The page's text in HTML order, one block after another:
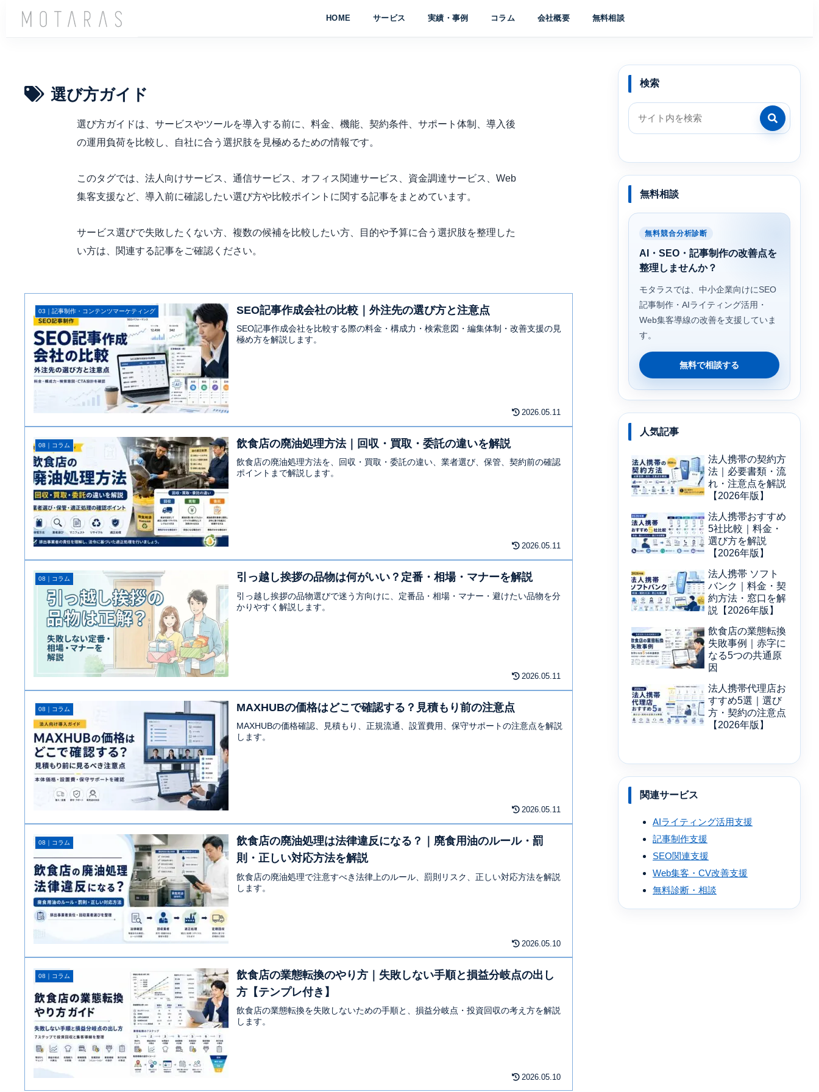
HOME サービス 実績・事例 コラム 会社概要 無料相談
選び方ガイド
選び方ガイドは、サービスやツールを導入する前に、料金、機能、契約条件、サポート体制、導入後
の運用負荷を比較し、自社に合う選択肢を見極めるための情報です。
このタグでは、法人向けサービス、通信サービス、オフィス関連サービス、資金調達サービス、Web
集客支援など、導入前に確認したい選び方や比較ポイントに関する記事をまとめています。
サービス選びで失敗したくない方、複数の候補を比較したい方、目的や予算に合う選択肢を整理した
い方は、関連する記事をご確認ください。
03｜記事制作・コンテンツマーケティング SEO記事作成会社の比較｜外注先の選び方と注意点
SEO記事作成会社を比較する際の料金・構成力・検索意図・編集体制・改善支援の見
極め方を解説します。
2026.05.11
08｜コラム 飲食店の廃油処理方法｜回収・買取・委託の違いを解説
飲食店の廃油処理方法を、回収・買取・委託の違い、業者選び、保管、契約前の確認
ポイントまで解説します。
2026.05.11
08｜コラム 引っ越し挨拶の品物は何がいい？定番・相場・マナーを解説
引っ越し挨拶の品物選びで迷う方向けに、定番品・相場・マナー・避けたい品物を分
かりやすく解説します。
2026.05.11
08｜コラム MAXHUBの価格はどこで確認する？見積もり前の注意点
MAXHUBの価格確認、見積もり、正規流通、設置費用、保守サポートの注意点を解説
します。
2026.05.11
08｜コラム
飲食店の廃油処理は法律違反になる？｜廃食用油のルール・罰
則・正しい対応方法を解説
飲食店の廃油処理で注意すべき法律上のルール、罰則リスク、正しい対応方法を解説
します。
2026.05.10
08｜コラム
飲食店の業態転換のやり方｜失敗しない手順と損益分岐点の出し
方【テンプレ付き】
飲食店の業態転換を失敗しないための手順と、損益分岐点・投資回収の考え方を解説
します。
2026.05.10
検索
無料相談
無料競合分析診断
AI・SEO・記事制作の改善点を
整理しませんか？
モタラスでは、中小企業向けにSEO
記事制作・AIライティング活用・
Web集客導線の改善を支援していま
す。
無料で相談する
人気記事
法人携帯の契約方
法｜必要書類・流
れ・注意点を解説
【2026年版】
法人携帯おすすめ
5社比較｜料金・
選び方を解説
【2026年版】
法人携帯 ソフト
バンク｜料金・契
約方法・窓口を解
説【2026年版】
飲食店の業態転換
失敗事例｜赤字に
なる5つの共通原
因
法人携帯代理店お
すすめ5選｜選び
方・契約の注意点
【2026年版】
関連サービス
AIライティング活用支援
記事制作支援
SEO関連支援
Web集客・CV改善支援
無料診断・相談